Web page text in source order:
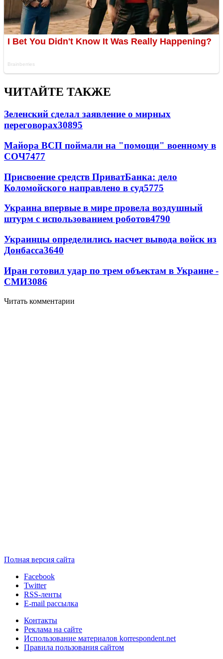
ЧИТАЙТЕ ТАКЖЕ
Зеленский сделал заявление о мирных
переговорах30895
Майора ВСП поймали на "помощи" военному в
СОЧ7477
Присвоение средств ПриватБанка: дело
Коломойского направлено в суд5775
Украина впервые в мире провела воздушный
штурм с использованием роботов4790
Украинцы определились насчет вывода войск из
Донбасса3640
Иран готовил удар по трем объектам в Украине -
СМИ3086
Читать комментарии
Полная версия сайта
Facebook
Twitter
RSS-ленты
E-mail рассылка
Контакты
Реклама на сайте
Использование материалов korrespondent.net
Правила пользования сайтом